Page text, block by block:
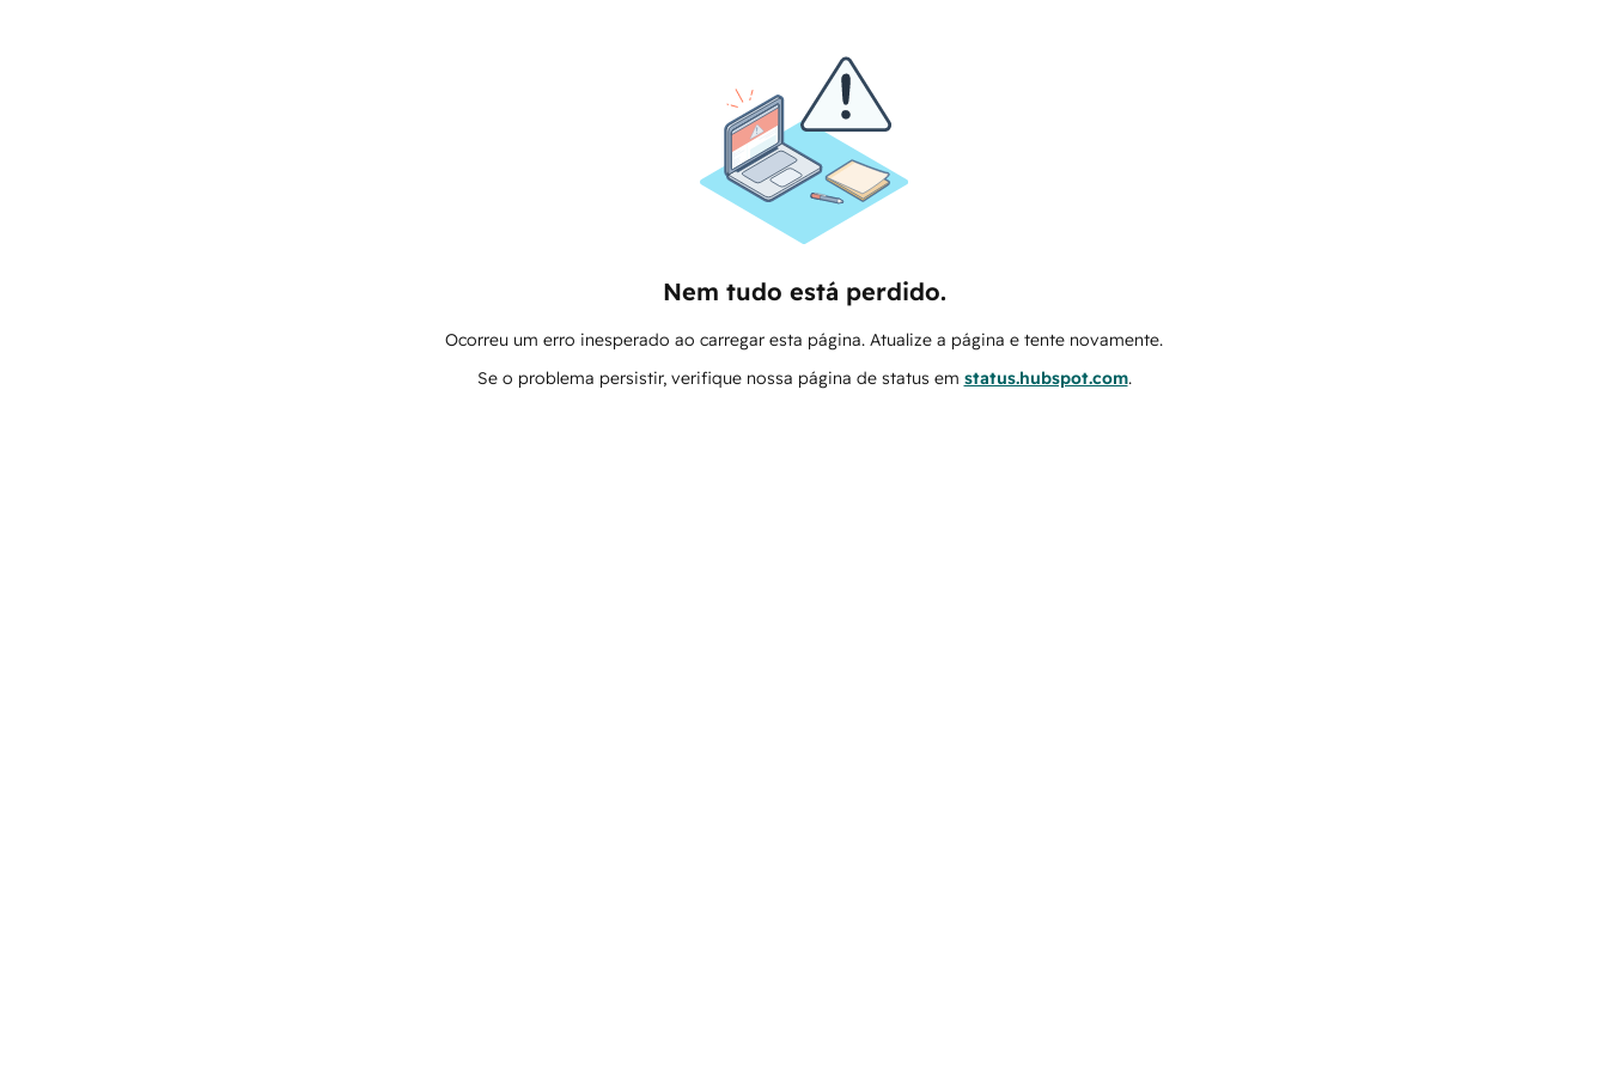
Nem tudo está perdido.
Ocorreu um erro inesperado ao carregar esta página. Atualize a página e tente novamente.
Se o problema persistir, verifique nossa página de status em status.hubspot.com.